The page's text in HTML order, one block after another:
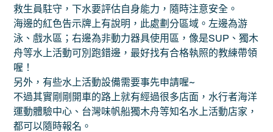
救生員駐守，下水要評估自身能力，隨時注意安全。
海邊的紅色告示牌上有說明，此處劃分區域。左邊為游
泳、戲水區；右邊為非動力器具使用區，像是SUP、獨木
舟等水上活動可別跑錯邊，最好找有合格執照的教練帶領
喔！
另外，有些水上活動設備需要事先申請喔~
不過其實剛剛開車的路上就有經過很多店面，水行者海洋
運動體驗中心、台灣味帆船獨木舟等知名水上活動店家，
都可以隨時報名。